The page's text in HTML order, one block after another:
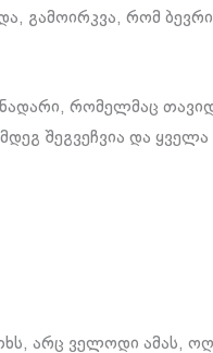
გამოირკვა, რომ
რომელმაც
შეგვეჩვია და ყველა
არც ველოდი ამას,